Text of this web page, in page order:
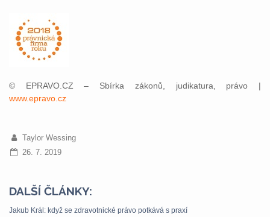
© EPRAVO.CZ – Sbírka zákonů, judikatura, právo |
www.epravo.cz
Taylor Wessing
26. 7. 2019
DALŠÍ ČLÁNKY:
Jakub Král: když se zdravotnické právo potkává s praxí